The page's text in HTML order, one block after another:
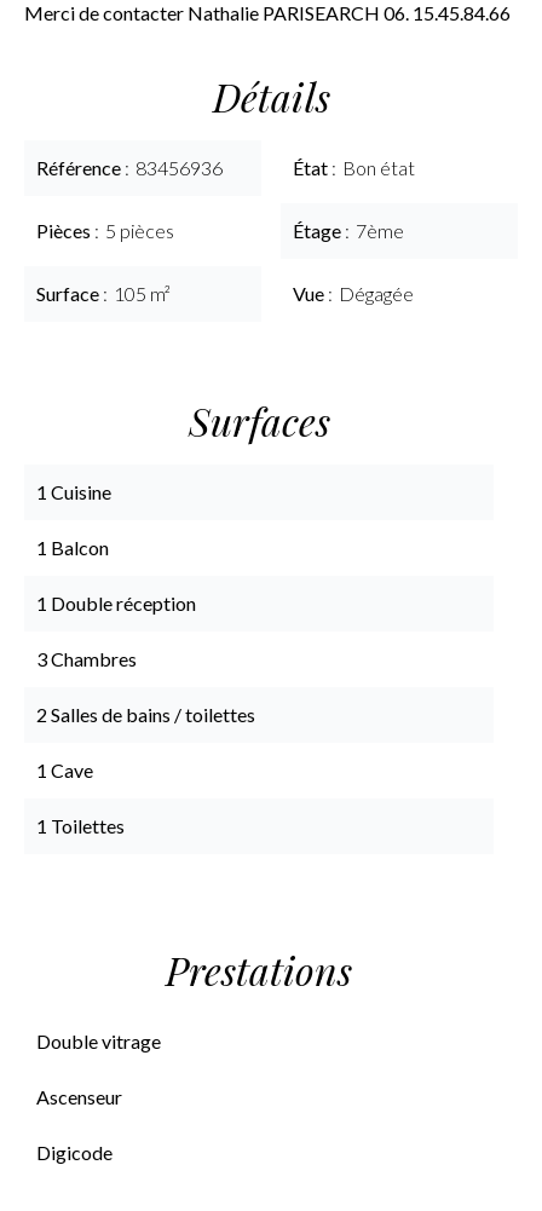
Merci de contacter Nathalie PARISEARCH 06. 15.45.84.66
Détails
Référence 83456936
Pièces 5 pièces
Surface 105 m²
État Bon état
Étage 7ème
Vue Dégagée
Surfaces
1 Cuisine
1 Balcon
1 Double réception
3 Chambres
2 Salles de bains / toilettes
1 Cave
1 Toilettes
Prestations
Double vitrage
Ascenseur
Digicode